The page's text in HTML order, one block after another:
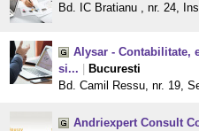
Bd. IC Bratianu , nr. 24,
Alysar - Contabilitate,
si...
Bucuresti
Bd. Camil Ressu, nr. 19,
Andriexpert Consult